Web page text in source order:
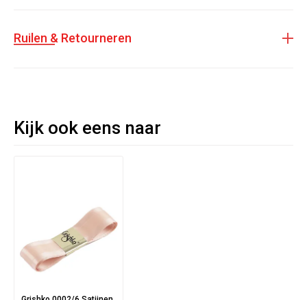
Ruilen & Retourneren
Kijk ook eens naar